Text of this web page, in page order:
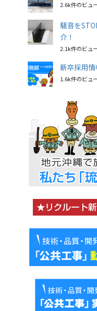
2.6k件のビュ
騒音を
介！
2.1k件のビュ
新卒採用情
1.6k件のビュ